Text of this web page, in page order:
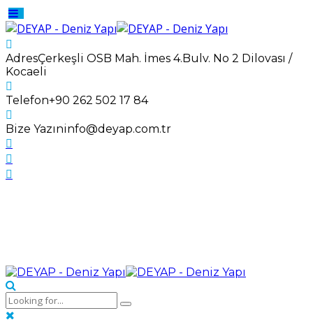
AdresÇerkeşli OSB Mah. İmes 4.Bulv. No 2 Dilovası /
Kocaeli
Telefon+90 262 502 17 84
Bize Yazıninfo@deyap.com.tr